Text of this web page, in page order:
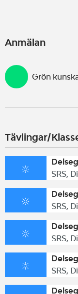
Anmälan
Grön
Tävlingar/
SRS,
SRS,
SRS,
SRS,